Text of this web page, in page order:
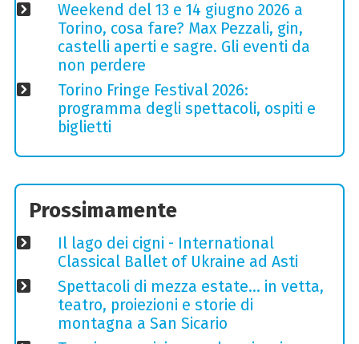
Weekend del 13 e 14 giugno 2026 a
Torino, cosa fare? Max Pezzali, gin,
castelli aperti e sagre. Gli eventi da
non perdere
Torino Fringe Festival 2026:
programma degli spettacoli, ospiti e
biglietti
Prossimamente
Il lago dei cigni - International
Classical Ballet of Ukraine ad Asti
Spettacoli di mezza estate… in vetta,
teatro, proiezioni e storie di
montagna a San Sicario